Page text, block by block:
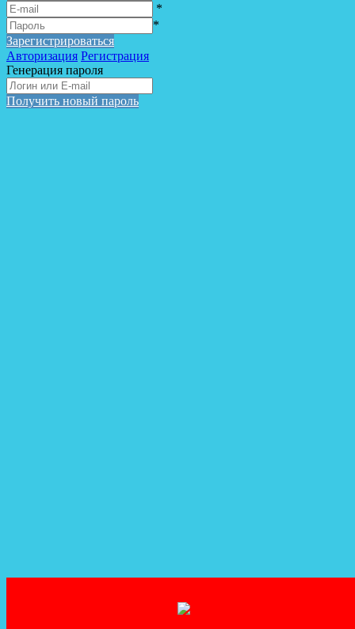
*
*
Зарегистрироваться
Авторизация Регистрация
Генерация пароля
Получить новый пароль